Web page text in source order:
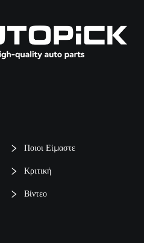
Ποιοι Είμαστε
Κριτική
Βίντεο